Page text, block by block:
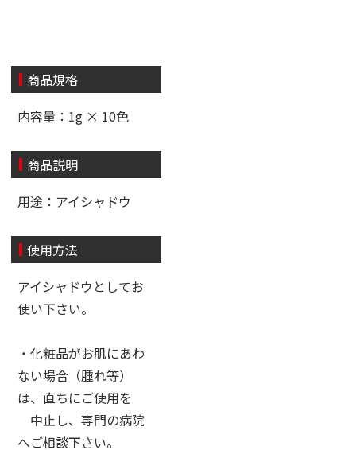
商品規格
内容量：1g × 10色
商品説明
用途：アイシャドウ
使用方法
アイシャドウとしてお
使い下さい。
・化粧品がお肌にあわ
ない場合（腫れ等）
は、直ちにご使用を
中止し、専門の病院
へご相談下さい。